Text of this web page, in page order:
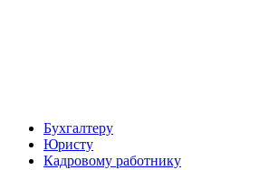
Бухгалтеру
Юристу
Кадровому работнику